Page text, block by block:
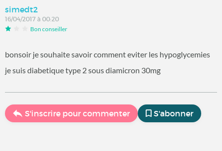
simedt2
16/04/2017 à 00:20
Bon conseiller
bonsoir je souhaite savoir comment eviter les hypoglycemies
je suis diabetique type 2 sous diamicron 30mg
S'inscrire pour commenter S'abonner